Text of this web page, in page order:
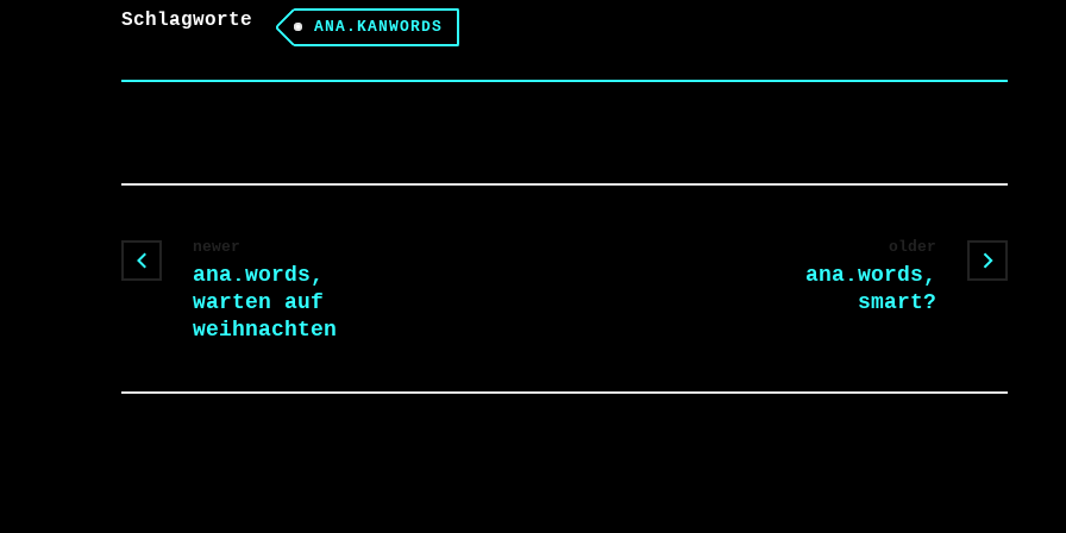
Schlagworte ANA.KANWORDS
newer
ana.words,
warten auf
weihnachten
older
ana.words,
smart?